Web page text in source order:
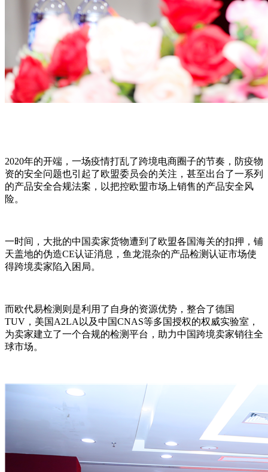
2020年的开端，一场疫情打乱了跨境电商圈子的节奏，防疫物
资的安全问题也引起了欧盟委员会的关注，甚至出台了一系列
的产品安全合规法案，以把控欧盟市场上销售的产品安全风
险。
一时间，大批的中国卖家货物遭到了欧盟各国海关的扣押，铺
天盖地的伪造CE认证消息，鱼龙混杂的产品检测认证市场使
得跨境卖家陷入困局。
而欧代易检测则是利用了自身的资源优势，整合了德国
TUV，美国A2LA以及中国CNAS等多国授权的权威实验室，
为卖家建立了一个合规的检测平台，助力中国跨境卖家销往全
球市场。